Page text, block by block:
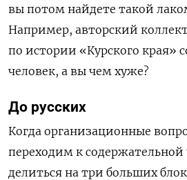
вы потом найдете такой
Например, авторский
по истории «Курского края»
человек, а вы чем хуже?
До русских
Когда организационные
переходим к
делиться на три больших